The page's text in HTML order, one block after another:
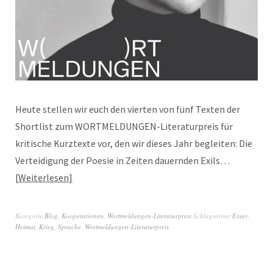
Heute stellen wir euch den vierten von fünf Texten der
Shortlist zum WORTMELDUNGEN-Literaturpreis für
kritische Kurztexte vor, den wir dieses Jahr begleiten: Die
Verteidigung der Poesie in Zeiten dauernden Exils…
Weiterlesen
Kategorie Blog, Kooperationen, Wortmeldungen-Literaturpreis SchlagwörterEssay,
Heimat, Krieg, Sprache, Wortmeldungen-Literaturpreis